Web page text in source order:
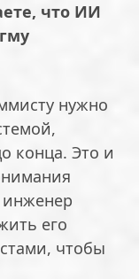
что ИИ
нужно
конца. Это и
его
чтобы